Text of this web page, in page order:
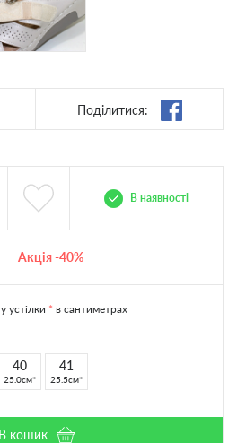
Поділитися:
В наявності
Акція -40%
устілки * в сантиметрах
40
25.0см
41
25.5см
В кошик